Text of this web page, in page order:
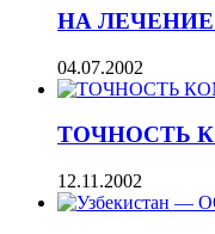
НА
04.07.2002
ТОЧНОСТЬ
12.11.2002